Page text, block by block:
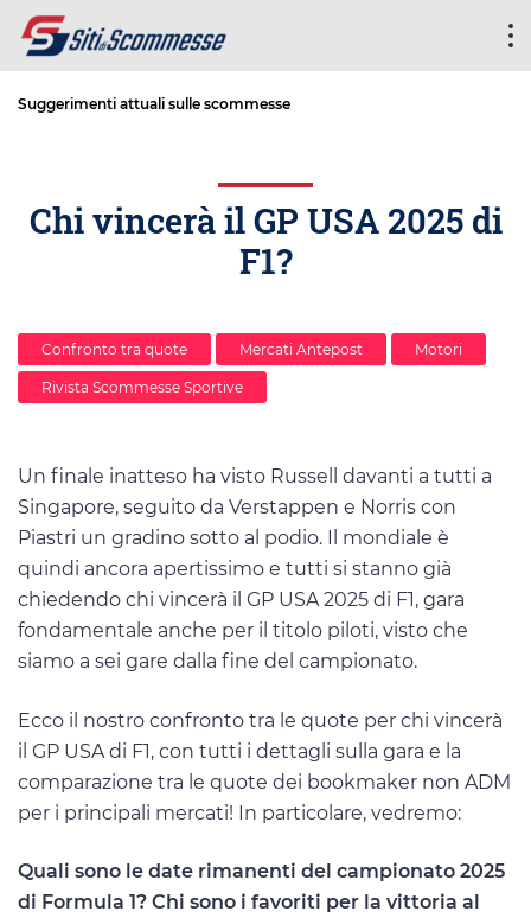
Suggerimenti attuali sulle scommesse
Chi vincerà il GP USA 2025 di
F1?
Confronto tra quote Mercati Antepost Motori
Rivista Scommesse Sportive
Un finale inatteso ha visto Russell davanti a tutti a
Singapore, seguito da Verstappen e Norris con
Piastri un gradino sotto al podio. Il mondiale è
quindi ancora apertissimo e tutti si stanno già
chiedendo chi vincerà il GP USA 2025 di F1, gara
fondamentale anche per il titolo piloti, visto che
siamo a sei gare dalla fine del campionato.
Ecco il nostro confronto tra le quote per chi vincerà
il GP USA di F1, con tutti i dettagli sulla gara e la
comparazione tra le quote dei bookmaker non ADM
per i principali mercati! In particolare, vedremo:
Quali sono le date rimanenti del campionato 2025
di Formula 1? Chi sono i favoriti per la vittoria al